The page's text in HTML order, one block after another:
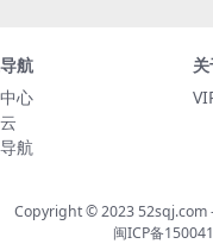
800分钟超强实操干活，
助您快速提升业绩！)
航
心
航
Copyright © 2023 52sqj.com
闽ICP备